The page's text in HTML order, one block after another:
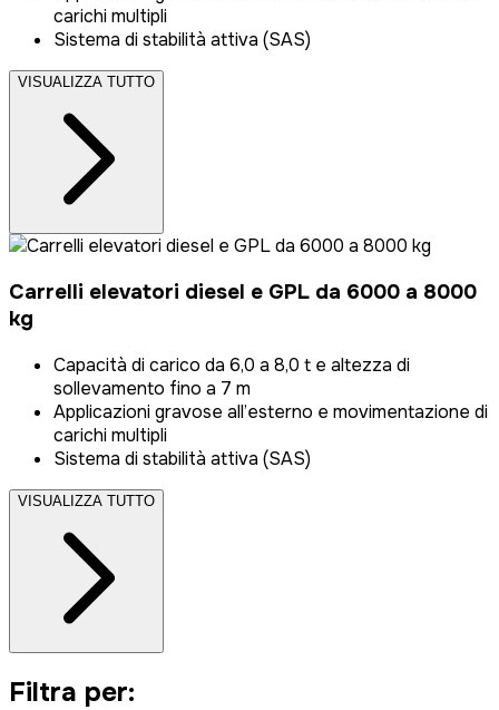
carichi multipli
Sistema di stabilità attiva (SAS)
VISUALIZZA TUTTO
Carrelli elevatori diesel e GPL da 6000 a 8000
kg
Capacità di carico da 6,0 a 8,0 t e altezza di
sollevamento fino a 7 m
Applicazioni gravose all’esterno e movimentazione di
carichi multipli
Sistema di stabilità attiva (SAS)
VISUALIZZA TUTTO
Filtra per: